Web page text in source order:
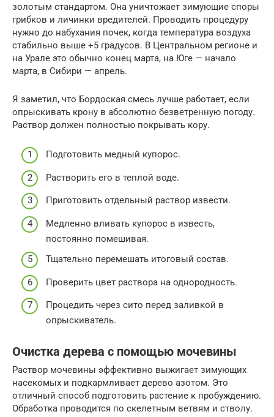
золотым стандартом. Она уничтожает зимующие споры
грибков и личинки вредителей. Проводить процедуру
нужно до набухания почек, когда температура воздуха
стабильно выше +5 градусов. В Центральном регионе и
на Урале это обычно конец марта, на Юге — начало
марта, в Сибири — апрель.
Я заметил, что Бордоская смесь лучше работает, если
опрыскивать крону в абсолютно безветренную погоду.
Раствор должен полностью покрывать кору.
Подготовить медный купорос.
Растворить его в теплой воде.
Приготовить отдельный раствор извести.
Медленно вливать купорос в известь,
постоянно помешивая.
Тщательно перемешать итоговый состав.
Проверить цвет раствора на однородность.
Процедить через сито перед заливкой в
опрыскиватель.
Очистка дерева с помощью мочевины
Раствор мочевины эффективно выжигает зимующих
насекомых и подкармливает дерево азотом. Это
отличный способ подготовить растение к пробуждению.
Обработка проводится по скелетным ветвям и стволу.